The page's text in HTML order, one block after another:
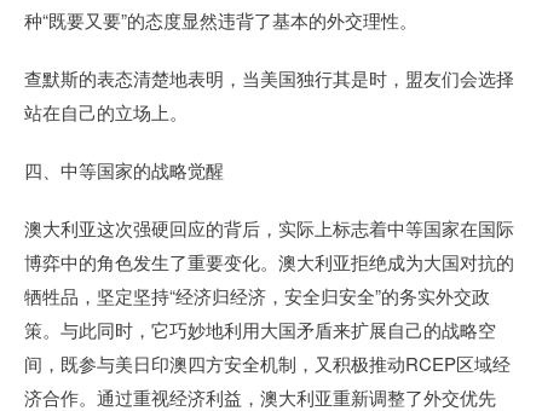
种“既要又要”的态度显然违背了基本的外交理性。
查默斯的表态清楚地表明，当美国独行其是时，盟友们会选择
站在自己的立场上。
四、中等国家的战略觉醒
澳大利亚这次强硬回应的背后，实际上标志着中等国家在国际
博弈中的角色发生了重要变化。澳大利亚拒绝成为大国对抗的
牺牲品，坚定坚持“经济归经济，安全归安全”的务实外交政
策。与此同时，它巧妙地利用大国矛盾来扩展自己的战略空
间，既参与美日印澳四方安全机制，又积极推动RCEP区域经
济合作。通过重视经济利益，澳大利亚重新调整了外交优先